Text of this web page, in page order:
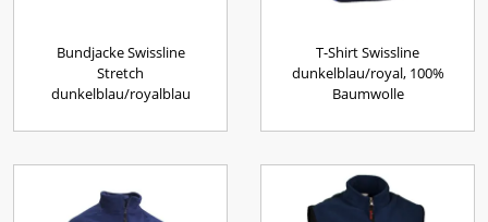
Bundjacke Swissline
Stretch
dunkelblau/royalblau
T-Shirt Swissline
dunkelblau/royal, 100%
Baumwolle